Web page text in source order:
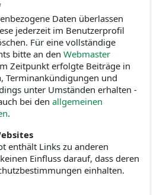
Daten überlassen
jederzeit im Benutzerprofil
Für eine vollständige
bitte an den Webmaster
Zeitpunkt erfolgte Beiträge in
Terminankündigungen und
unter Umständen erhalten -
bei den allgemeinen
.
enthält Links zu anderen
Einfluss darauf, dass deren
einhalten.